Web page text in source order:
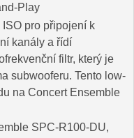
Play
pro připojení k
kanály a řídí
filtr, který je
subwooferu. Tento low-
na Concert Ensemble
SPC-R100-DU,